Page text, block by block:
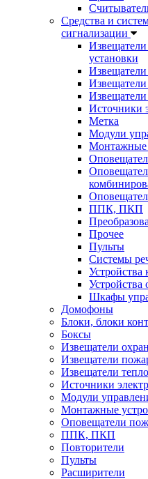
Средства и
сигнализации
установки
Источники
Метка
Модули
Монтажные
ППК, ПКП
Прочее
Пульты
Системы
Устройства
Шкафы
Домофоны
Блоки, блоки
Боксы
Извещатели
Извещатели
Извещатели
Источники
Модули
Монтажные
Оповещатели
ППК, ПКП
Повторители
Пульты
Расширители